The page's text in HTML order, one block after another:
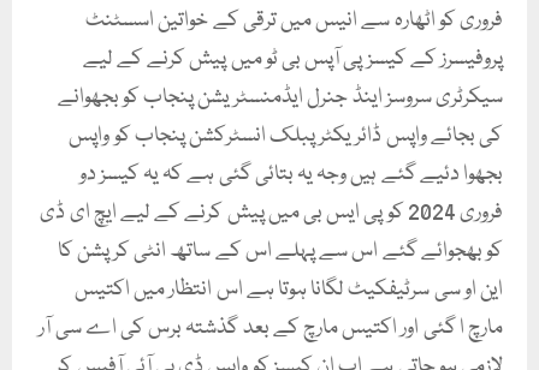
فروری کو اٹھارہ سے انیس میں ترقی کے خواتین اسسٹنٹ
پروفیسرز کے کیسز پی آپس بی ٹو میں پیش کرنے کے لیے
سیکرٹری سروسز اینڈ جنرل ایڈمنسٹریشن پنجاب کو بجھوانے
کی بجائے واپس ڈائریکٹر پبلک انسٹرکشن پنجاب کو واپس
بجھوا دئیے گئے ہیں وجہ یہ بتائی گئی ہے کہ یہ کیسز دو
فروری 2024 کو پی ایس بی میں پیش کرنے کے لیے ایچ ای ڈی
کو بھجوائے گئے اس سے پہلے اس کے ساتھ انٹی کرپشن کا
این او سی سرٹیفکیٹ لگانا ہوتا ہے اس انتظار میں اکتیس
مارچ ا گئی اور اکتیس مارچ کے بعد گذشتہ برس کی اے سی آر